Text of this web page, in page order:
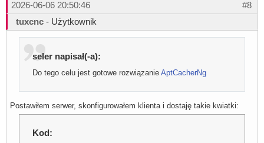
#8
2026-06-06 20:50:46
tuxcnc - Użytkownik
seler napisał(-a):
Do tego celu jest gotowe rozwiązanieAptCacherNg
Postawiłem serwer, skonfigurowałem klienta i dostaję takie kwiatki:
Kod: